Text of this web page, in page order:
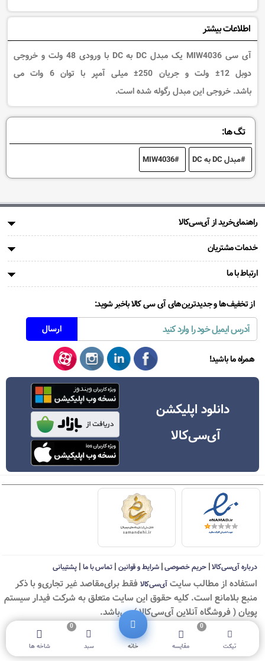
اطلاعات بیشتر
آی سی MIW4036 یک مبدل DC به DC با ورودی 48 ولت و خروجی
دوبل 12± ولت و جریان 250± میلی آمپر با توان 6 وات می
باشد. خروجی این مبدل رگوله شده است.
تگ ها:
مبدل DC به DC MIW4036
راهنمای‌خرید از آی‌سی‌کالا
خدمات مشتریان
ارتباط با ما
از تخفیف‌ها و جدیدترین‌های آی سی کالا باخبر شوید:
همراه ما باشید!
دانلود اپلیکشن
آی‌سی‌کالا
درباره آی‌سی‌کالا|حریم خصوصی|شرایط و قوانین | تماس با ما| پشتیبانی
استفاده از مطالب سايت آی‌سی‌کالا فقط برای‌مقاصد غیر تجاری‌و با ذکر
منبع بلامانع است. کليه حقوق اين سايت متعلق به شرکت فیدار سیستم
پویان ( فروشگاه آنلاین آی‌سی‌کالا ) می‌باشد.
تیکت مقایسه
0
خانه سبد
0
شاخه ها